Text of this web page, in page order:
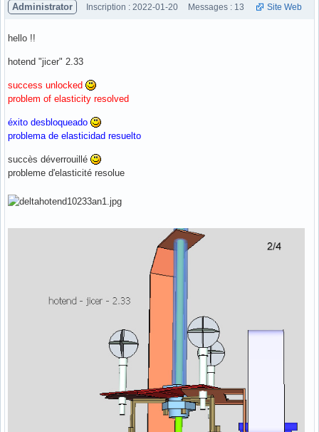
Administrator Inscription : 2022-01-20 Messages : 13 Site Web
hello !!
hotend "jicer" 2.33
success unlocked
problem of elasticity resolved
éxito desbloqueado
problema de elasticidad resuelto
succès déverrouillé
probleme d'elasticité resolue